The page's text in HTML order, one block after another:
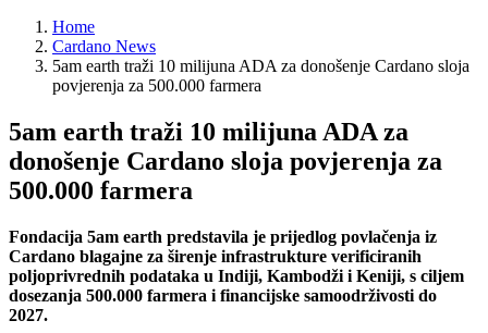
Home
Cardano News
5am earth traži 10 milijuna ADA za donošenje Cardano sloja
povjerenja za 500.000 farmera
5am earth traži 10 milijuna ADA za
donošenje Cardano sloja povjerenja za
500.000 farmera
Fondacija 5am earth predstavila je prijedlog povlačenja iz
Cardano blagajne za širenje infrastrukture verificiranih
poljoprivrednih podataka u Indiji, Kambodži i Keniji, s ciljem
dosezanja 500.000 farmera i financijske samoodrživosti do
2027.